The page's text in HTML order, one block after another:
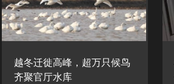
越冬迁徙高峰，超万只候鸟
齐聚官厅水库